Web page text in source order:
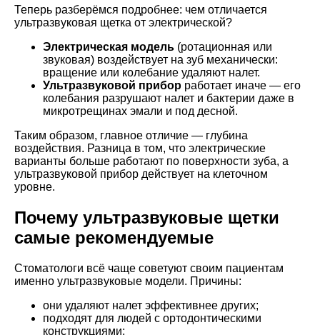
Теперь разберёмся подробнее: чем отличается
ультразвуковая щетка от электрической?
Электрическая модель (ротационная или
звуковая) воздействует на зуб механически:
вращение или колебание удаляют налет.
Ультразвуковой прибор работает иначе — его
колебания разрушают налет и бактерии даже в
микротрещинах эмали и под десной.
Таким образом, главное отличие — глубина
воздействия. Разница в том, что электрические
варианты больше работают по поверхности зуба, а
ультразвуковой прибор действует на клеточном
уровне.
Почему ультразвуковые щетки
самые рекомендуемые
Стоматологи всё чаще советуют своим пациентам
именно ультразвуковые модели. Причины:
они удаляют налет эффективнее других;
подходят для людей с ортодонтическими
конструкциями;